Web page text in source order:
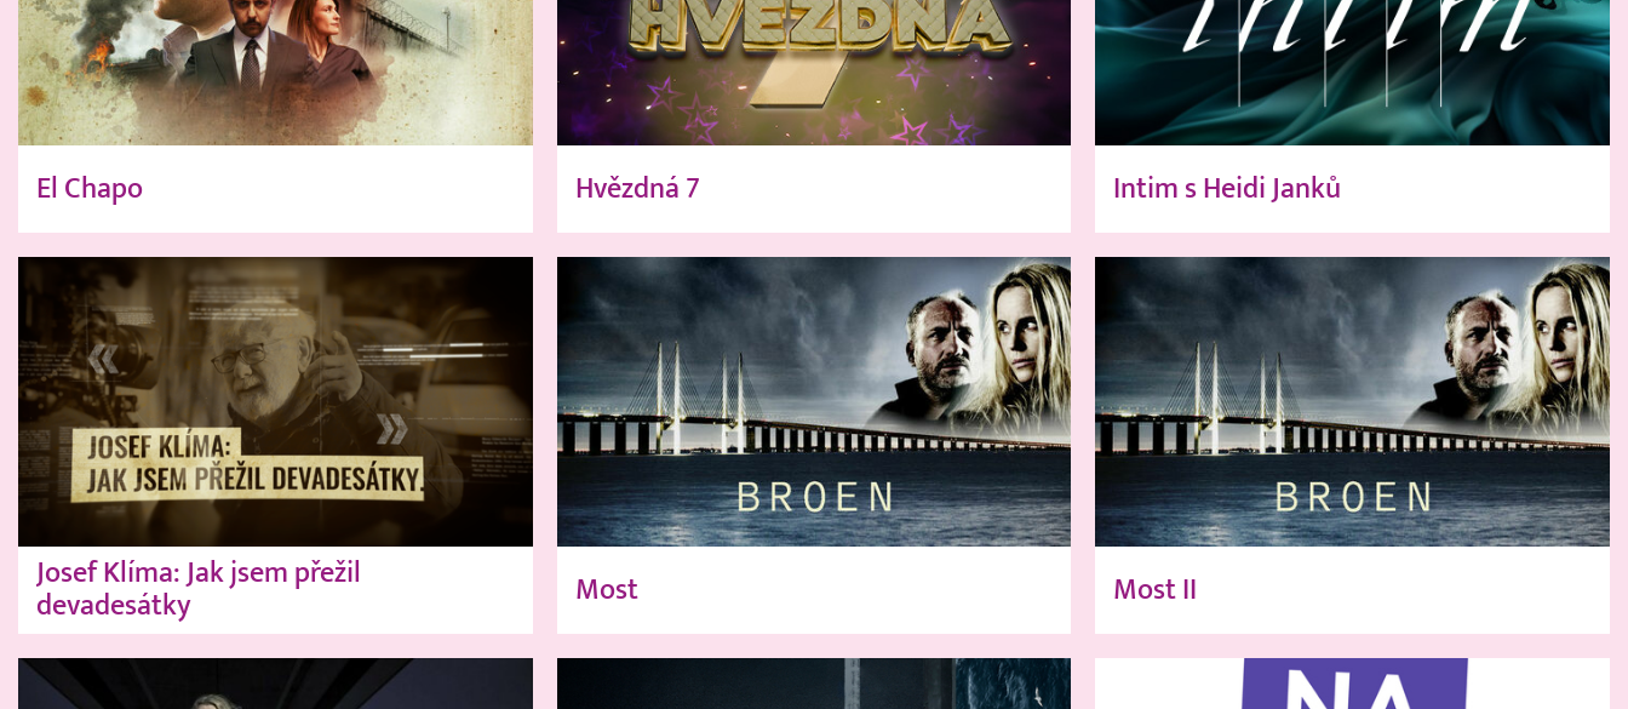
El Chapo Hvězdná 7 Intim s Heidi Janků
Josef Klíma: Jak jsem přežil
devadesátky
Most Most II